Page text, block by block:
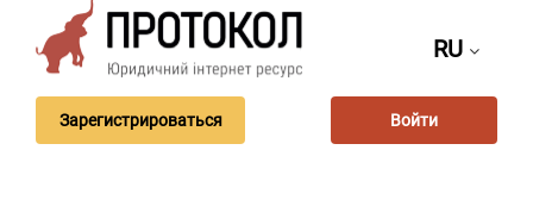
RU
Зарегистрироваться Войти